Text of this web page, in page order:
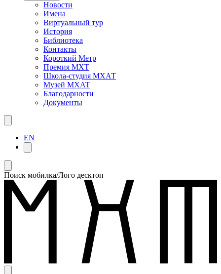
Новости
Имена
Виртуальный тур
История
Библиотека
Контакты
Короткий Метр
Премия МХТ
Школа-студия МХАТ
Музей МХАТ
Благодарности
Документы
EN
Поиск мобилка/Лого десктоп